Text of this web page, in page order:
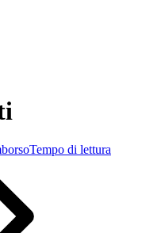
Tempo di lettura